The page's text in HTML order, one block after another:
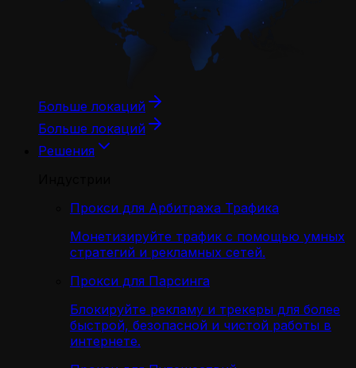
Больше локаций
Больше локаций
Решения
Прокси для Арбитража Трафика
Монетизируйте трафик с помощью умных
стратегий и рекламных сетей.
Прокси для Парсинга
Блокируйте рекламу и трекеры для более
быстрой, безопасной и чистой работы в
интернете.